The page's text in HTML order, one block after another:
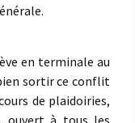
en terminale au
sortir ce conflit
de plaidoiries,
ouvert à tous les